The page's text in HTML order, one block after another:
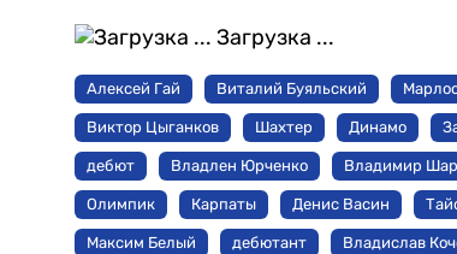
Загрузка ...
Алексей Гай Виталий Буяльский
Виктор Цыганков Шахтер Динамо
дебют Владлен Юрченко Владимир
Олимпик Карпаты Денис Васин
Максим Белый дебютант Владислав